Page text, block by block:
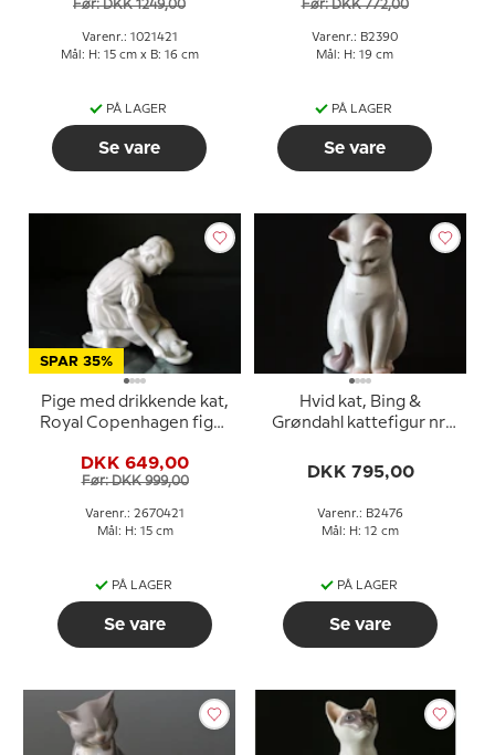
Før: DKK 1249,00
Varenr.: 1021421
Mål: H: 15 cm x B: 16 cm
PÅ LAGER
Se vare
Før: DKK 772,00
Varenr.: B2390
Mål: H: 19 cm
PÅ LAGER
Se vare
SPAR 35%
Pige med drikkende kat,
Royal Copenhagen figur
DKK 649,00
Før: DKK 999,00
Varenr.: 2670421
Mål: H: 15 cm
PÅ LAGER
Se vare
Hvid kat, Bing &
Grøndahl kattefigur nr.
DKK 795,00
Varenr.: B2476
Mål: H: 12 cm
PÅ LAGER
Se vare